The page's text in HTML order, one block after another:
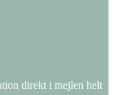
direkt i mejlen helt